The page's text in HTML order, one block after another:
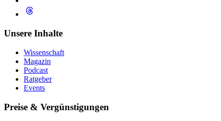
Unsere Inhalte
Wissenschaft
Magazin
Podcast
Ratgeber
Events
Preise & Vergünstigungen